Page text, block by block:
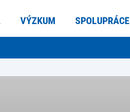
VÝZKUM SPOLUPRÁCE